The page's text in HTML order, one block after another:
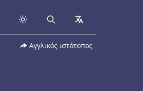
Search collapsed
Αγγλικός ιστότοπος